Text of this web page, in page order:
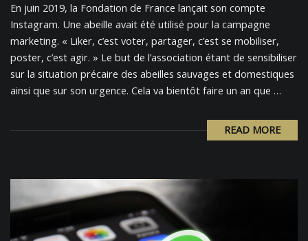
En juin 2019, la Fondation de France lançait son compte
Instagram. Une abeille avait été utilisé pour la campagne
marketing. « Liker, c’est voter, partager, c’est se mobiliser,
poster, c’est agir. » Le but de l’association étant de sensibiliser
sur la situation précaire des abeilles sauvages et domestiques
ainsi que sur son urgence. Cela va bientôt faire un an que …
READ MORE